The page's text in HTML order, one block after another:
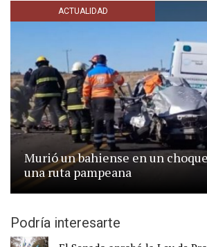
ACTUALIDAD
Murió un bahiense en un
una ruta pampeana
Podría interesarte